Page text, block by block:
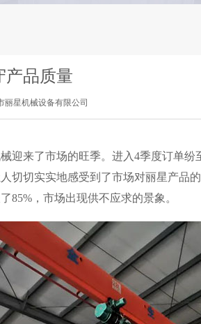
产品质量
丽星机械设备有限公司
迎来了市场的旺季。进入4季度订单
切切实实地感受到了市场对丽星产品
85%，市场出现供不应求的景象。